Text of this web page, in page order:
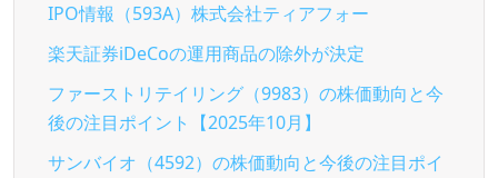
IPO情報（593A）株式会社ティアフォー
楽天証券iDeCoの運用商品の除外が決定
ファーストリテイリング（9983）の株価動向と今
後の注目ポイント【2025年10月】
サンバイオ（4592）の株価動向と今後の注目ポイ